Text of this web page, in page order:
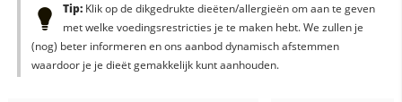
Tip:Klik op de dikgedrukte dieëten/allergieën om aan te geven
met welke voedingsrestricties je te maken hebt. We zullen je
(nog) beter informeren en ons aanbod dynamisch afstemmen
waardoor je je dieët gemakkelijk kunt aanhouden.